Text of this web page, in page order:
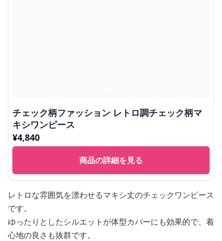
チェック柄ファッション レトロ調チェック柄マ
キシワンピース
¥4,840
商品の詳細を見る
レトロな雰囲気を漂わせるマキシ丈のチェックワンピース
です。
ゆったりとしたシルエットが体型カバーにも効果的で、着
心地の良さも抜群です。